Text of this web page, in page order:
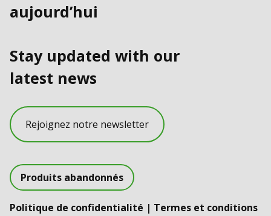
aujourd’hui
Stay updated with our
latest news
Rejoignez notre newsletter
Produits abandonnés
Politique de confidentialité | Termes et conditions